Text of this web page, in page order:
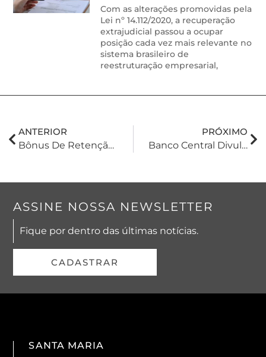
Com as alterações promovidas pela
Lei nº 14.112/2020, a recuperação
extrajudicial passou a ocupar
posição cada vez mais relevante no
sistema brasileiro de
reestruturação empresarial,
ANTERIOR
Bônus De Retenção Não Implica Contribuição Previdenciária
PRÓXIMO
Banco Central Divulga Carta De Justificativa Á Inflação Acima Da Meta Em 2022.
ASSINE NOSSA NEWSLETTER
Fique por dentro das últimas notícias.
CADASTRAR
SANTA MARIA